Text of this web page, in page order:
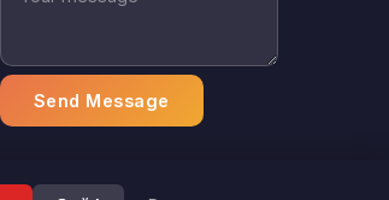
Send Message